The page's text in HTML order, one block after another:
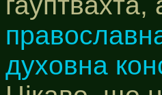
духовна